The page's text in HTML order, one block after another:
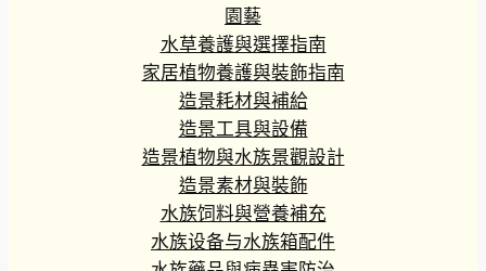
0
3
.
3
0
園藝
水草養護與選擇指南
家居植物養護與裝飾指南
造景耗材與補給
造景工具與設備
造景植物與水族景觀設計
造景素材與裝飾
水族饲料與營養補充
水族设备与水族箱配件